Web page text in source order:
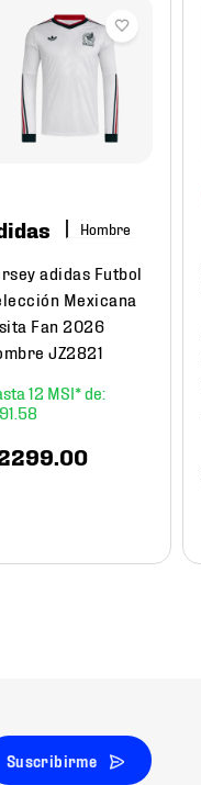
Hombre
adidas Futbol
Mexicana
Fan 2026
JZ2821
12
58
00
Suscribirme